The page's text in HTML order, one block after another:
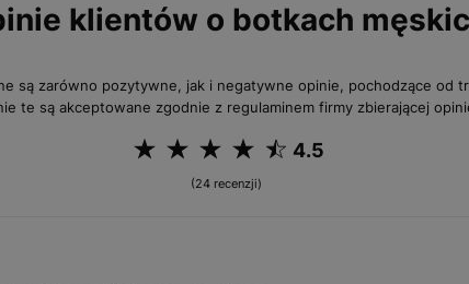
klientów o botkach
są zarówno pozytywne, jak i negatywne opinie, pochodzące od
te są akceptowane zgodnie z regulaminem firmy zbierającej
4.5
(24 recenzji)